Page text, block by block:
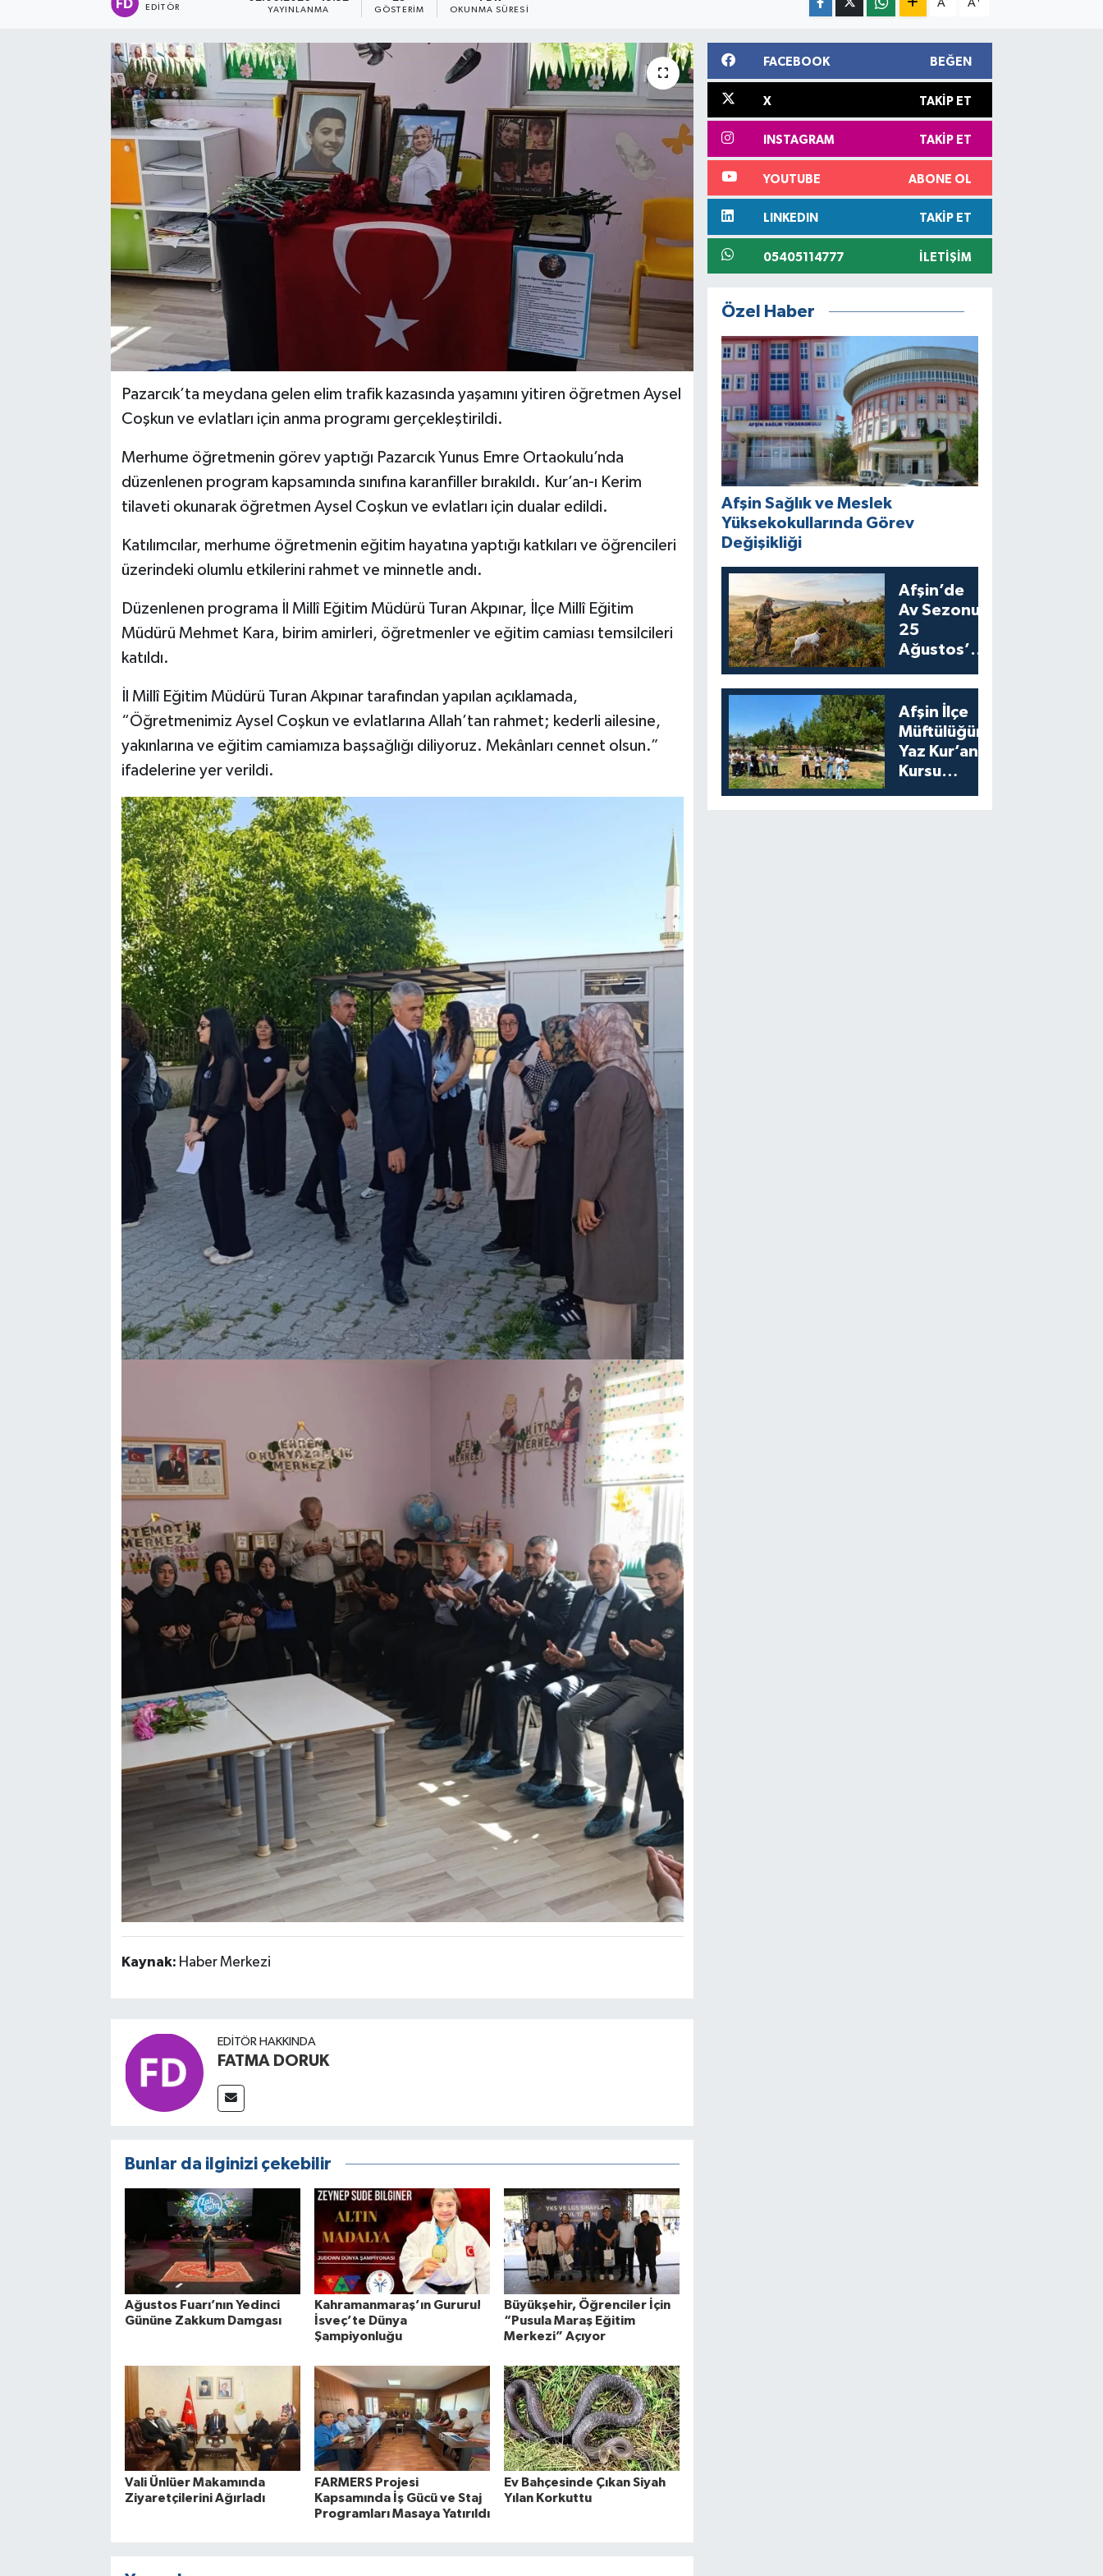
EDITÖR YAYINLANMA GÖSTERIM OKUNMA SÜRESI
A A
Pazarcık’ta meydana gelen elim trafik kazasında yaşamını yitiren öğretmen Aysel
Coşkun ve evlatları için anma programı gerçekleştirildi.
Merhume öğretmenin görev yaptığı Pazarcık Yunus Emre Ortaokulu’nda
düzenlenen program kapsamında sınıfına karanfiller bırakıldı. Kur’an-ı Kerim
tilaveti okunarak öğretmen Aysel Coşkun ve evlatları için dualar edildi.
Katılımcılar, merhume öğretmenin eğitim hayatına yaptığı katkıları ve öğrencileri
üzerindeki olumlu etkilerini rahmet ve minnetle andı.
Düzenlenen programa İl Millî Eğitim Müdürü Turan Akpınar, İlçe Millî Eğitim
Müdürü Mehmet Kara, birim amirleri, öğretmenler ve eğitim camiası temsilcileri
katıldı.
İl Millî Eğitim Müdürü Turan Akpınar tarafından yapılan açıklamada,
“Öğretmenimiz Aysel Coşkun ve evlatlarına Allah’tan rahmet; kederli ailesine,
yakınlarına ve eğitim camiamıza başsağlığı diliyoruz. Mekânları cennet olsun.”
ifadelerine yer verildi.
Kaynak: Haber Merkezi
EDITÖR HAKKINDA
FATMA DORUK
Bunlar da ilginizi çekebilir
Ağustos Fuarı’nın Yedinci
Gününe Zakkum Damgası
Kahramanmaraş’ın Gururu!
İsveç’te Dünya
Şampiyonluğu
Büyükşehir, Öğrenciler İçin
“Pusula Maraş Eğitim
Merkezi” Açıyor
Vali Ünlüer Makamında
Ziyaretçilerini Ağırladı
FARMERS Projesi
Kapsamında İş Gücü ve Staj
Programları Masaya Yatırıldı
Ev Bahçesinde Çıkan Siyah
Yılan Korkuttu
FACEBOOK BEĞEN
X TAKIP ET
INSTAGRAM TAKIP ET
YOUTUBE ABONE OL
LINKEDIN TAKIP ET
05405114777 İLETIŞIM
Özel Haber
Afşin Sağlık ve Meslek
Yüksekokullarında Görev
Değişikliği
Afşin’de
Av Sezonu
25
Ağustos’ta
Avıyla
Açılıyor
Afşin İlçe
Müftülüğünden
Yaz Kur’an
Kursu